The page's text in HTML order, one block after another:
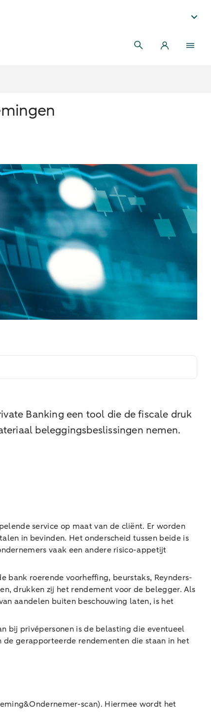
Banking een tool die de fiscale druk
beleggingsbeslissingen nemen.
service op maat van de cliënt. Er worden
in bevinden. Het onderscheid tussen beide is
vaak een andere risico-appetijt
bank roerende voorheffing, beurstaks, Reynders-
drukken zij het rendement voor de belegger. Als
aandelen buiten beschouwing laten, is het
bij privépersonen is de belasting die eventueel
gerapporteerde rendementen die staan in het
scan). Hiermee wordt het